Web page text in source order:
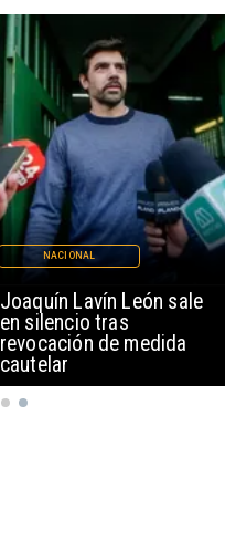
Joaquín Lavín León sale
en silencio tras
revocación de medida
cautelar
NACIONAL